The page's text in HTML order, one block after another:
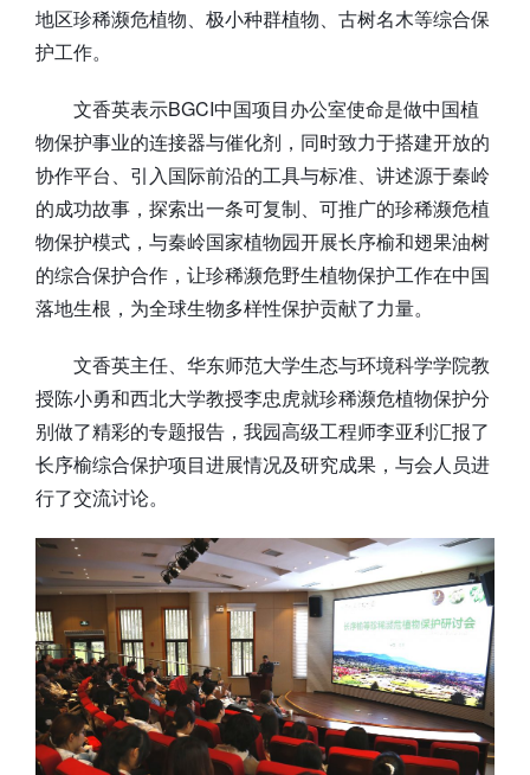
地区珍稀濒危植物、极小种群植物、古树名木等综合保
护工作。
文香英表示BGCI中国项目办公室使命是做中国植
物保护事业的连接器与催化剂，同时致力于搭建开放的
协作平台、引入国际前沿的工具与标准、讲述源于秦岭
的成功故事，探索出一条可复制、可推广的珍稀濒危植
物保护模式，与秦岭国家植物园开展长序榆和翅果油树
的综合保护合作，让珍稀濒危野生植物保护工作在中国
落地生根，为全球生物多样性保护贡献了力量。
文香英主任、华东师范大学生态与环境科学学院教
授陈小勇和西北大学教授李忠虎就珍稀濒危植物保护分
别做了精彩的专题报告，我园高级工程师李亚利汇报了
长序榆综合保护项目进展情况及研究成果，与会人员进
行了交流讨论。